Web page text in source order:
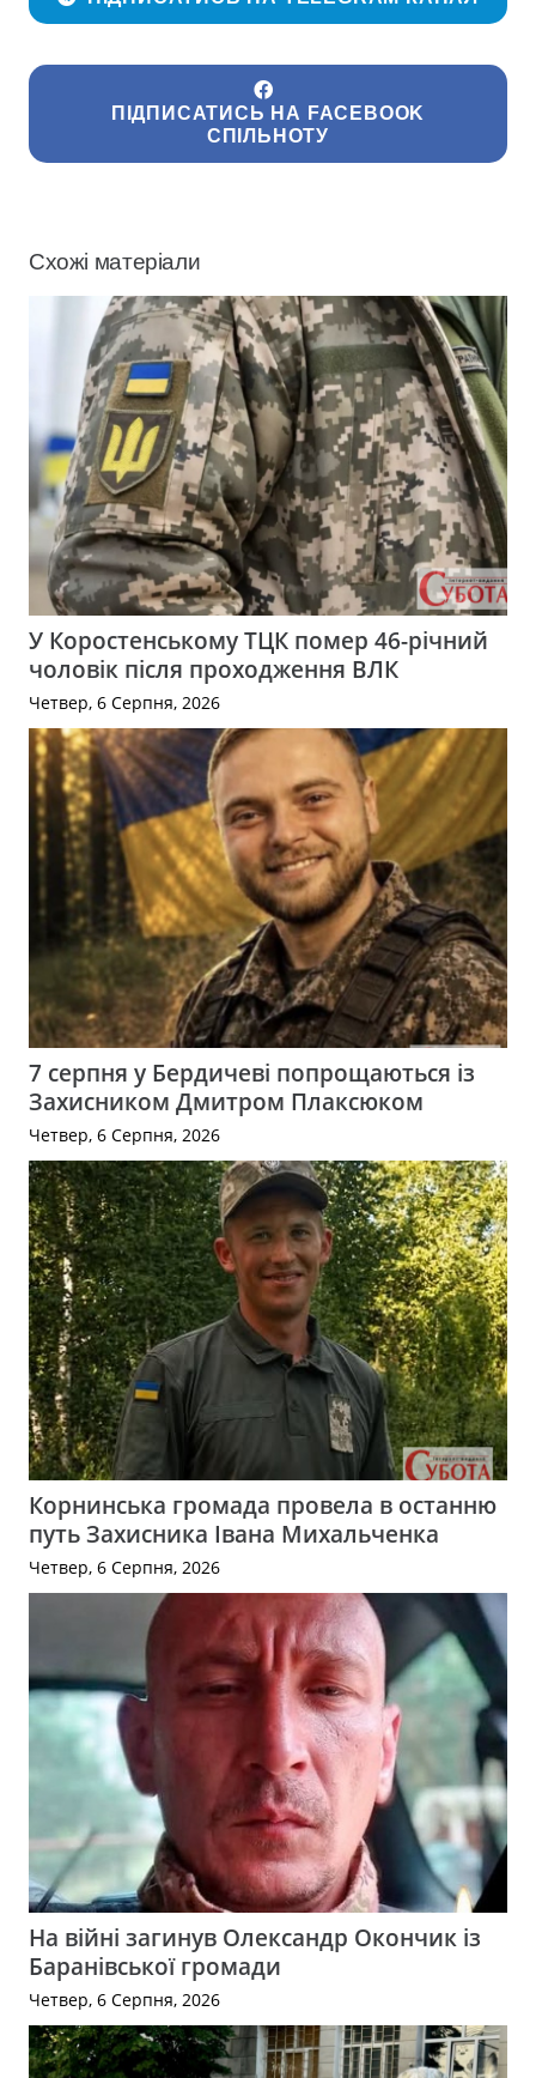
ПІДПИСАТИСЬ НА FACEBOOK
СПІЛЬНОТУ
Схожі матеріали
У Коростенському ТЦК помер 46-річний
чоловік після проходження ВЛК
Четвер, 6 Серпня, 2026
7 серпня у Бердичеві попрощаються із
Захисником Дмитром Плаксюком
Четвер, 6 Серпня, 2026
Корнинська громада провела в останню
путь Захисника Івана Михальченка
Четвер, 6 Серпня, 2026
На війні загинув Олександр Окончик із
Баранівської громади
Четвер, 6 Серпня, 2026